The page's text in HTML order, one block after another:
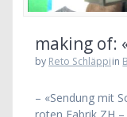
making of:
by Reto Schläppiin
– «Sendung mit